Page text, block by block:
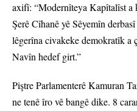
axifî: “Modernîteya Kapîtalîst
Şerê Cîhanê yê Sêyemîn
lêgerîna civakeke demokratîk a
Navîn hedef girt.”
Piştre Parlamenterê Kamuran
ne tenê îro vê bangê dike. 8